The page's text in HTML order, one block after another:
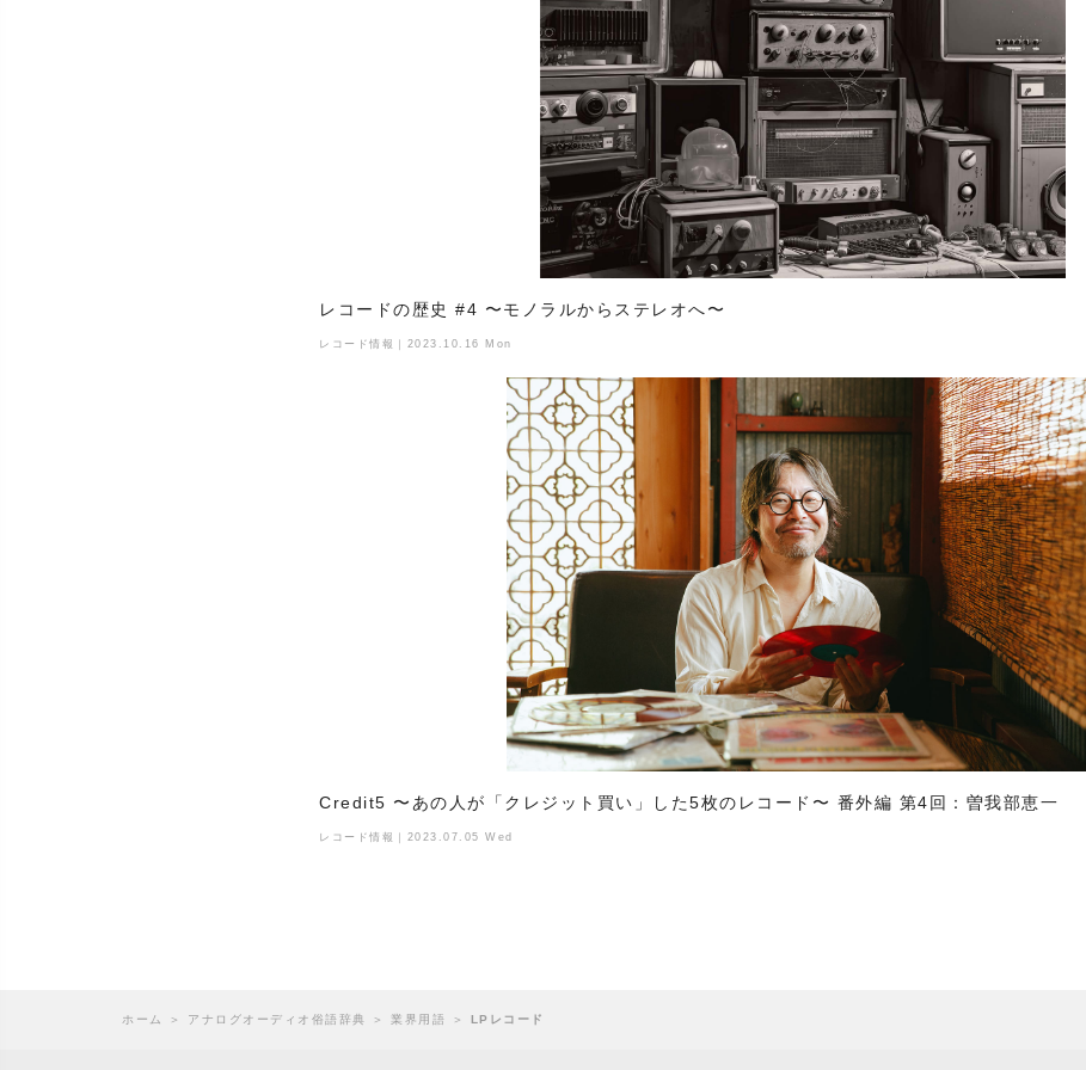
レコードの歴史 #4 〜モノラルからステレオへ〜
レコード情報｜2023.10.16 Mon
Credit5 〜あの人が「クレジット買い」した5枚のレコード〜 番外編 第4回：曽我部恵一
レコード情報｜2023.07.05 Wed
ホーム ＞ アナログオーディオ俗語辞典 ＞ 業界用語 ＞ LPレコード